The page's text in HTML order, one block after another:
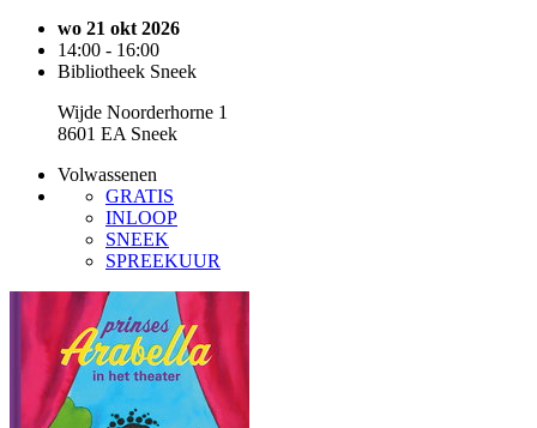
wo 21 okt 2026
14:00 - 16:00
Bibliotheek Sneek
Wijde Noorderhorne 1
8601 EA Sneek
Volwassenen
GRATIS
INLOOP
SNEEK
SPREEKUUR